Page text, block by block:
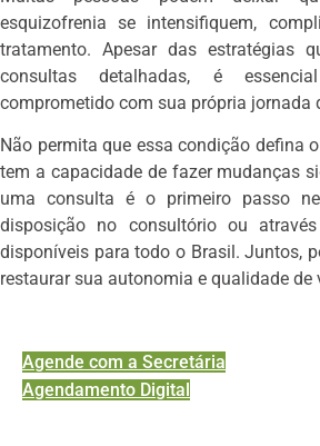
esquizofrenia se intensifiquem,
tratamento. Apesar das estratégias
consultas detalhadas, é
comprometido com sua própria jornada
Não permita que essa condição defina
tem a capacidade de fazer mudanças
uma consulta é o primeiro passo
disposição no consultório ou
disponíveis para todo o Brasil. Juntos,
restaurar sua autonomia e qualidade de
Agende com a Secretária
Agendamento Digital